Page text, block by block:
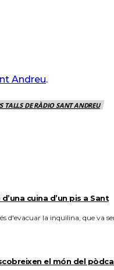
Andreu.
TALLS DE RÀDIO SANT ANDREU
cuina d’un pis a Sant
d'evacuar la inquilina, que va
el món del